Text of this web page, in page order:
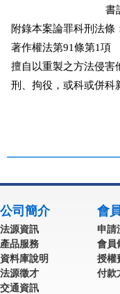
附錄本案論罪科刑法條
著作權法第91條第1項
擅自以重製之方法侵害
刑、拘役，或科或併科
公司簡介
法源資訊
產品服務
資料庫說明
法源徵才
交通資訊
會
申請
會員
授權
付款